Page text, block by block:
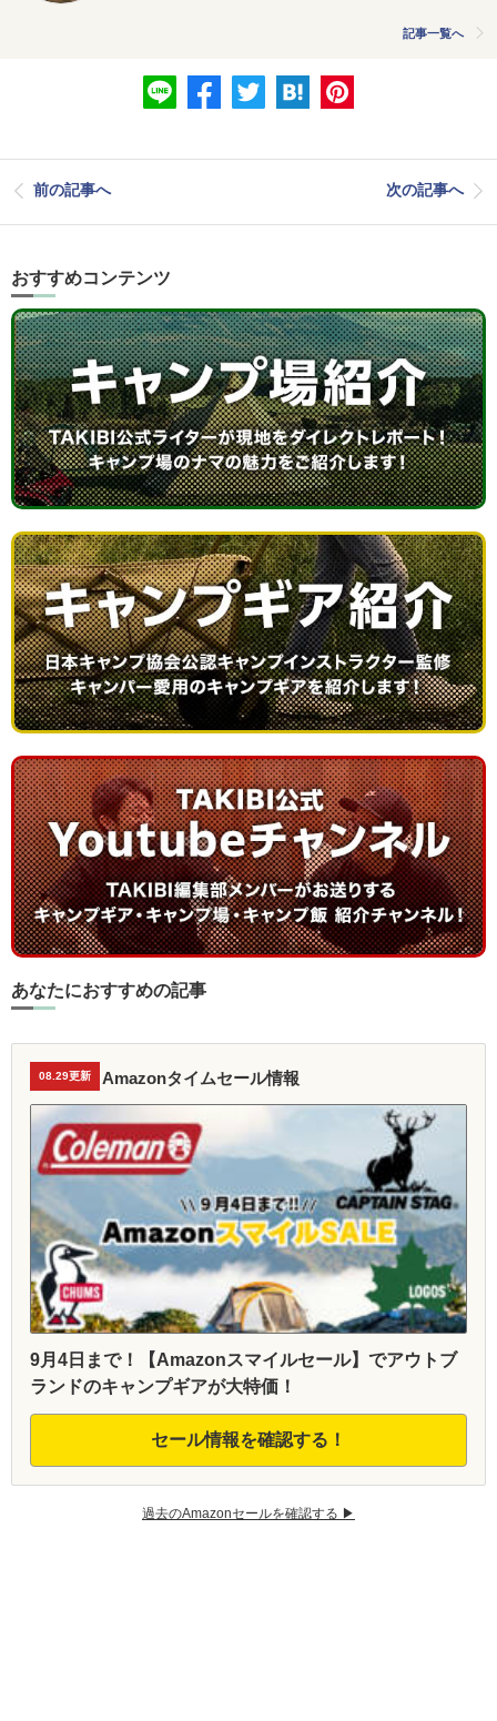
記事一覧へ
前の記事へ 次の記事へ
おすすめコンテンツ
あなたにおすすめの記事
08.29更新 Amazonタイムセール情報
9月4日まで！【Amazonスマイルセール】でアウトブ
ランドのキャンプギアが大特価！
セール情報を確認する！
過去のAmazonセールを確認する ▶︎